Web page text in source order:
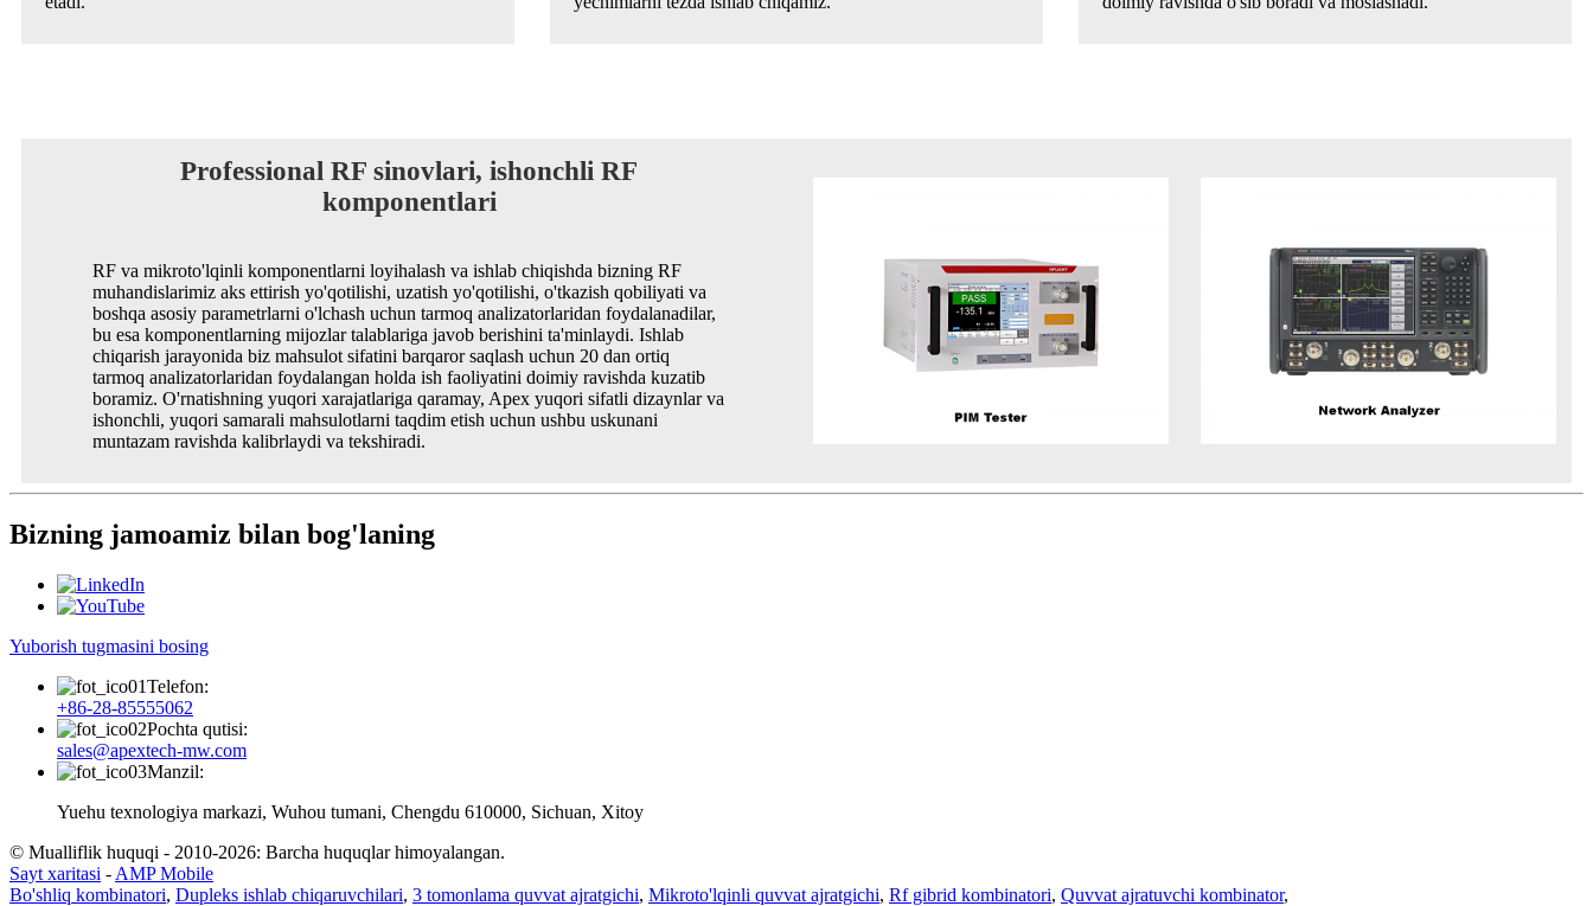
Professional RF sinovlari, ishonchli RF
komponentlari
RF va mikroto'lqinli komponentlarni loyihalash va ishlab chiqishda bizning RF
muhandislarimiz aks ettirish yo'qotilishi, uzatish yo'qotilishi, o'tkazish qobiliyati va
boshqa asosiy parametrlarni o'lchash uchun tarmoq analizatorlaridan foydalanadilar,
bu esa komponentlarning mijozlar talablariga javob berishini ta'minlaydi. Ishlab
chiqarish jarayonida biz mahsulot sifatini barqaror saqlash uchun 20 dan ortiq
tarmoq analizatorlaridan foydalangan holda ish faoliyatini doimiy ravishda kuzatib
boramiz. O'rnatishning yuqori xarajatlariga qaramay, Apex yuqori sifatli dizaynlar va
ishonchli, yuqori samarali mahsulotlarni taqdim etish uchun ushbu uskunani
muntazam ravishda kalibrlaydi va tekshiradi.
Bizning jamoamiz bilan bog'laning
Yuborish tugmasini bosing
Telefon:
+86-28-85555062
Pochta qutisi:
sales@apextech-mw.com
Manzil:
Yuehu texnologiya markazi, Wuhou tumani, Chengdu 610000, Sichuan, Xitoy
© Mualliflik huquqi - 2010-2026: Barcha huquqlar himoyalangan.
Sayt xaritasi - AMP Mobile
Bo'shliq kombinatori, Dupleks ishlab chiqaruvchilari, 3 tomonlama quvvat ajratgichi, Mikroto'lqinli quvvat ajratgichi, Rf gibrid kombinatori, Quvvat ajratuvchi kombinator,